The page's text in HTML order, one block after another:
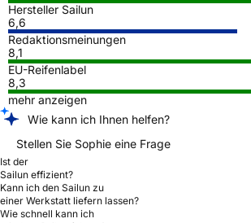
Hersteller Sailun
6,6
Redaktionsmeinungen
8,1
EU-Reifenlabel
8,3
mehr anzeigen
Wie kann ich Ihnen helfen?
Stellen Sie Sophie eine Frage
Ist der
Sailun effizient?
Kann ich den Sailun zu
einer Werkstatt liefern lassen?
Wie schnell kann ich